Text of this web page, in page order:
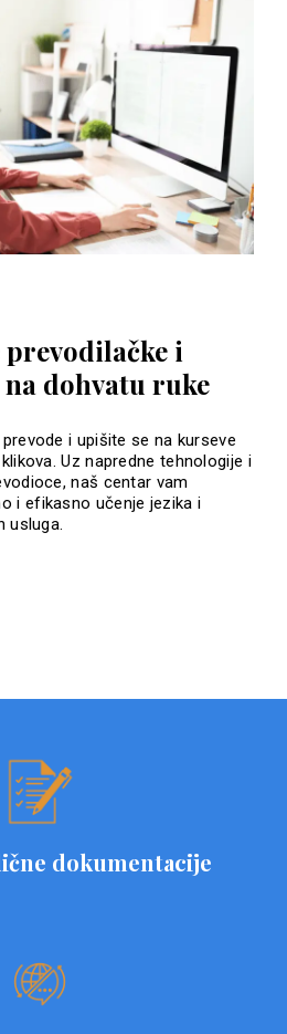
i
dohvatu ruke
i upišite se na kurseve
Uz napredne tehnologije i
naš centar vam
i efikasno učenje jezika i
usluga.
dokumentacije